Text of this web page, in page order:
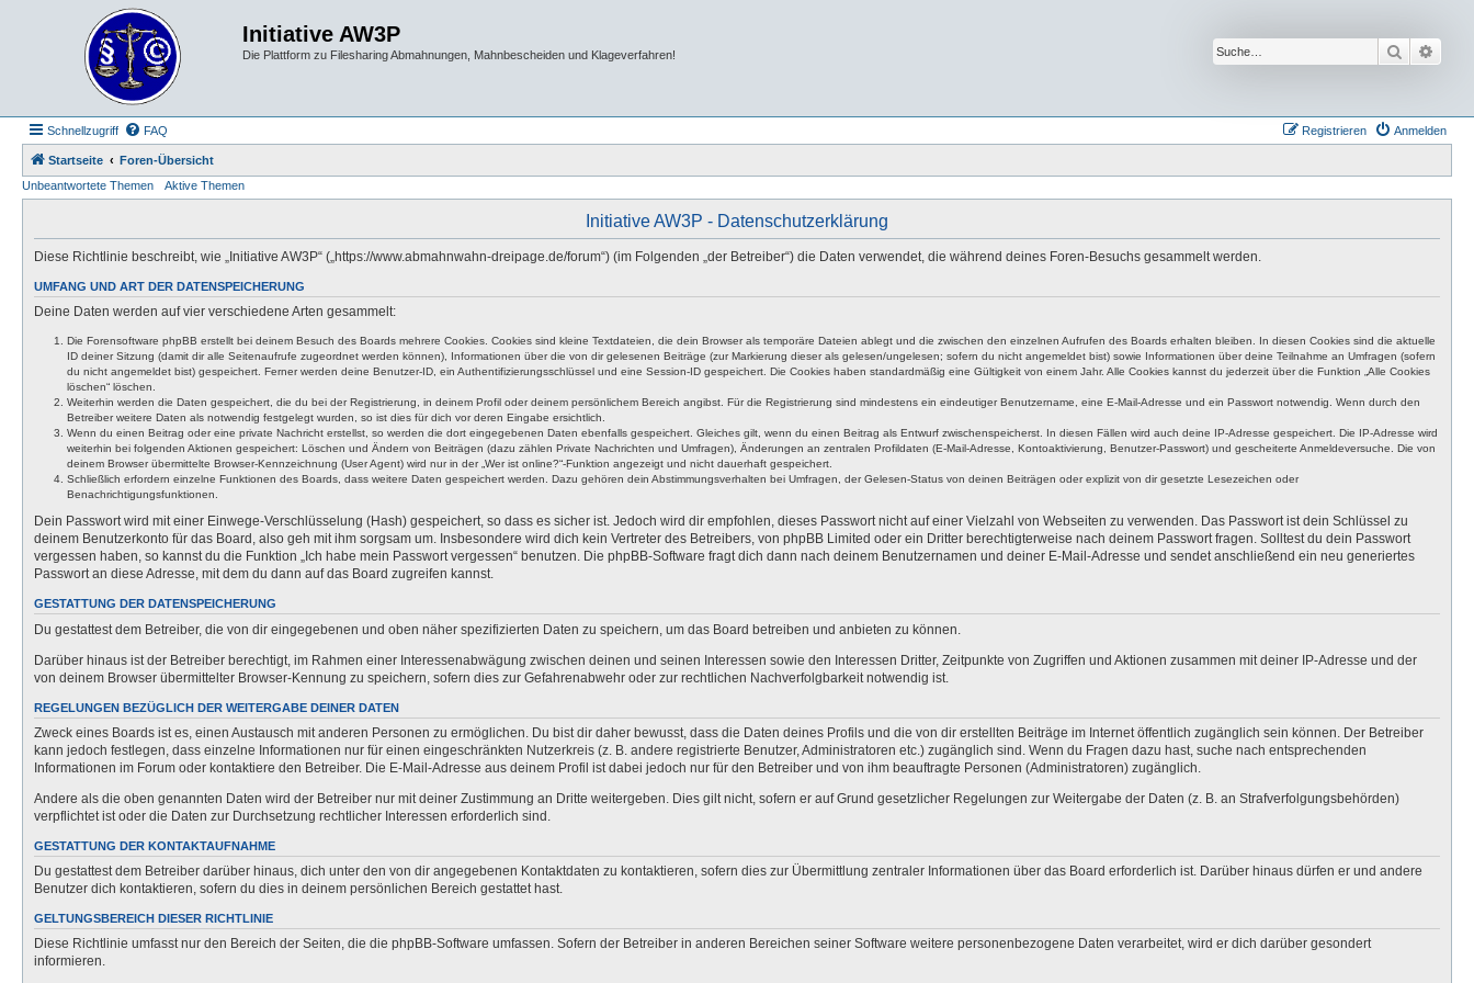
Initiative AW3P
Die Plattform zu Filesharing Abmahnungen, Mahnbescheiden und Klageverfahren! Suche
Schnellzugriff FAQ Anmelden
Registrieren
Startseite
Foren-Übersicht
Unbeantwortete Themen
Aktive Themen
Initiative AW3P - Datenschutzerklärung
Diese Richtlinie beschreibt, wie „Initiative AW3P“ („https://www.abmahnwahn-dreipage.de/forum“) (im Folgenden „der Betreiber“) die Daten verwendet, die während deines Foren-Besuchs gesammelt werden.
UMFANG UND ART DER DATENSPEICHERUNG
Deine Daten werden auf vier verschiedene Arten gesammelt:
Die Forensoftware phpBB erstellt bei deinem Besuch des Boards mehrere Cookies. Cookies sind kleine Textdateien, die dein Browser als temporäre Dateien ablegt und die zwischen den einzelnen Aufrufen des Boards erhalten bleiben. In diesen Cookies sind die aktuelle
ID deiner Sitzung (damit dir alle Seitenaufrufe zugeordnet werden können), Informationen über die von dir gelesenen Beiträge (zur Markierung dieser als gelesen/ungelesen; sofern du nicht angemeldet bist) sowie Informationen über deine Teilnahme an Umfragen (sofern
du nicht angemeldet bist) gespeichert. Ferner werden deine Benutzer-ID, ein Authentifizierungsschlüssel und eine Session-ID gespeichert. Die Cookies haben standardmäßig eine Gültigkeit von einem Jahr. Alle Cookies kannst du jederzeit über die Funktion „Alle Cookies
löschen“ löschen.
Weiterhin werden die Daten gespeichert, die du bei der Registrierung, in deinem Profil oder deinem persönlichem Bereich angibst. Für die Registrierung sind mindestens ein eindeutiger Benutzername, eine E-Mail-Adresse und ein Passwort notwendig. Wenn durch den
Betreiber weitere Daten als notwendig festgelegt wurden, so ist dies für dich vor deren Eingabe ersichtlich.
Wenn du einen Beitrag oder eine private Nachricht erstellst, so werden die dort eingegebenen Daten ebenfalls gespeichert. Gleiches gilt, wenn du einen Beitrag als Entwurf zwischenspeicherst. In diesen Fällen wird auch deine IP-Adresse gespeichert. Die IP-Adresse wird
weiterhin bei folgenden Aktionen gespeichert: Löschen und Ändern von Beiträgen (dazu zählen Private Nachrichten und Umfragen), Änderungen an zentralen Profildaten (E-Mail-Adresse, Kontoaktivierung, Benutzer-Passwort) und gescheiterte Anmeldeversuche. Die von
deinem Browser übermittelte Browser-Kennzeichnung (User Agent) wird nur in der „Wer ist online?“-Funktion angezeigt und nicht dauerhaft gespeichert.
Schließlich erfordern einzelne Funktionen des Boards, dass weitere Daten gespeichert werden. Dazu gehören dein Abstimmungsverhalten bei Umfragen, der Gelesen-Status von deinen Beiträgen oder explizit von dir gesetzte Lesezeichen oder
Benachrichtigungsfunktionen.
Dein Passwort wird mit einer Einwege-Verschlüsselung (Hash) gespeichert, so dass es sicher ist. Jedoch wird dir empfohlen, dieses Passwort nicht auf einer Vielzahl von Webseiten zu verwenden. Das Passwort ist dein Schlüssel zu
deinem Benutzerkonto für das Board, also geh mit ihm sorgsam um. Insbesondere wird dich kein Vertreter des Betreibers, von phpBB Limited oder ein Dritter berechtigterweise nach deinem Passwort fragen. Solltest du dein Passwort
vergessen haben, so kannst du die Funktion „Ich habe mein Passwort vergessen“ benutzen. Die phpBB-Software fragt dich dann nach deinem Benutzernamen und deiner E-Mail-Adresse und sendet anschließend ein neu generiertes
Passwort an diese Adresse, mit dem du dann auf das Board zugreifen kannst.
GESTATTUNG DER DATENSPEICHERUNG
Du gestattest dem Betreiber, die von dir eingegebenen und oben näher spezifizierten Daten zu speichern, um das Board betreiben und anbieten zu können.
Darüber hinaus ist der Betreiber berechtigt, im Rahmen einer Interessenabwägung zwischen deinen und seinen Interessen sowie den Interessen Dritter, Zeitpunkte von Zugriffen und Aktionen zusammen mit deiner IP-Adresse und der
von deinem Browser übermittelter Browser-Kennung zu speichern, sofern dies zur Gefahrenabwehr oder zur rechtlichen Nachverfolgbarkeit notwendig ist.
REGELUNGEN BEZÜGLICH DER WEITERGABE DEINER DATEN
Zweck eines Boards ist es, einen Austausch mit anderen Personen zu ermöglichen. Du bist dir daher bewusst, dass die Daten deines Profils und die von dir erstellten Beiträge im Internet öffentlich zugänglich sein können. Der Betreiber
kann jedoch festlegen, dass einzelne Informationen nur für einen eingeschränkten Nutzerkreis (z. B. andere registrierte Benutzer, Administratoren etc.) zugänglich sind. Wenn du Fragen dazu hast, suche nach entsprechenden
Informationen im Forum oder kontaktiere den Betreiber. Die E-Mail-Adresse aus deinem Profil ist dabei jedoch nur für den Betreiber und von ihm beauftragte Personen (Administratoren) zugänglich.
Andere als die oben genannten Daten wird der Betreiber nur mit deiner Zustimmung an Dritte weitergeben. Dies gilt nicht, sofern er auf Grund gesetzlicher Regelungen zur Weitergabe der Daten (z. B. an Strafverfolgungsbehörden)
verpflichtet ist oder die Daten zur Durchsetzung rechtlicher Interessen erforderlich sind.
GESTATTUNG DER KONTAKTAUFNAHME
Du gestattest dem Betreiber darüber hinaus, dich unter den von dir angegebenen Kontaktdaten zu kontaktieren, sofern dies zur Übermittlung zentraler Informationen über das Board erforderlich ist. Darüber hinaus dürfen er und andere
Benutzer dich kontaktieren, sofern du dies in deinem persönlichen Bereich gestattet hast.
GELTUNGSBEREICH DIESER RICHTLINIE
Diese Richtlinie umfasst nur den Bereich der Seiten, die die phpBB-Software umfassen. Sofern der Betreiber in anderen Bereichen seiner Software weitere personenbezogene Daten verarbeitet, wird er dich darüber gesondert
informieren.